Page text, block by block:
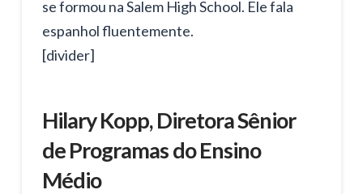
se formou na Salem High School. Ele fala
espanhol fluentemente.
[divider]
Hilary Kopp, Diretora Sênior
de Programas do Ensino
Médio